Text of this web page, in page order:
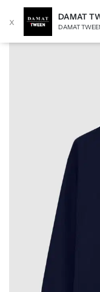
x DAMAT
DAMAT